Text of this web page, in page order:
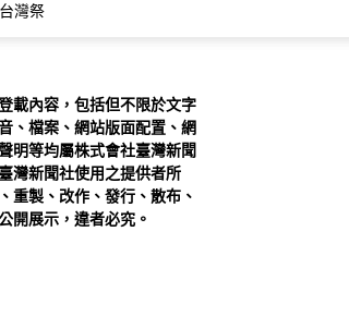
台灣祭
載內容，包括但不限於文字
、檔案、網站版面配置、網
明等均屬株式會社臺灣新聞
灣新聞社使用之提供者所
重製、改作、發行、散布、
開展示，違者必究。